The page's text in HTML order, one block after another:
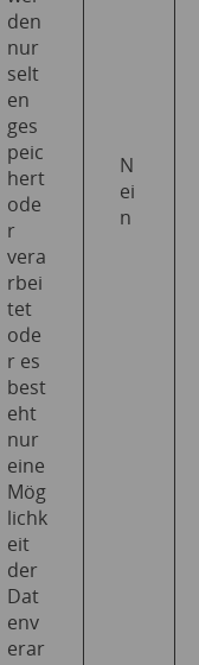
den
nur
selt
en
ges
peic
hert
ode
r
vera
rbei
tet
ode
r es
best
eht
nur
eine
Mög
lichk
eit
der
Dat
env
erar
N
ei
n